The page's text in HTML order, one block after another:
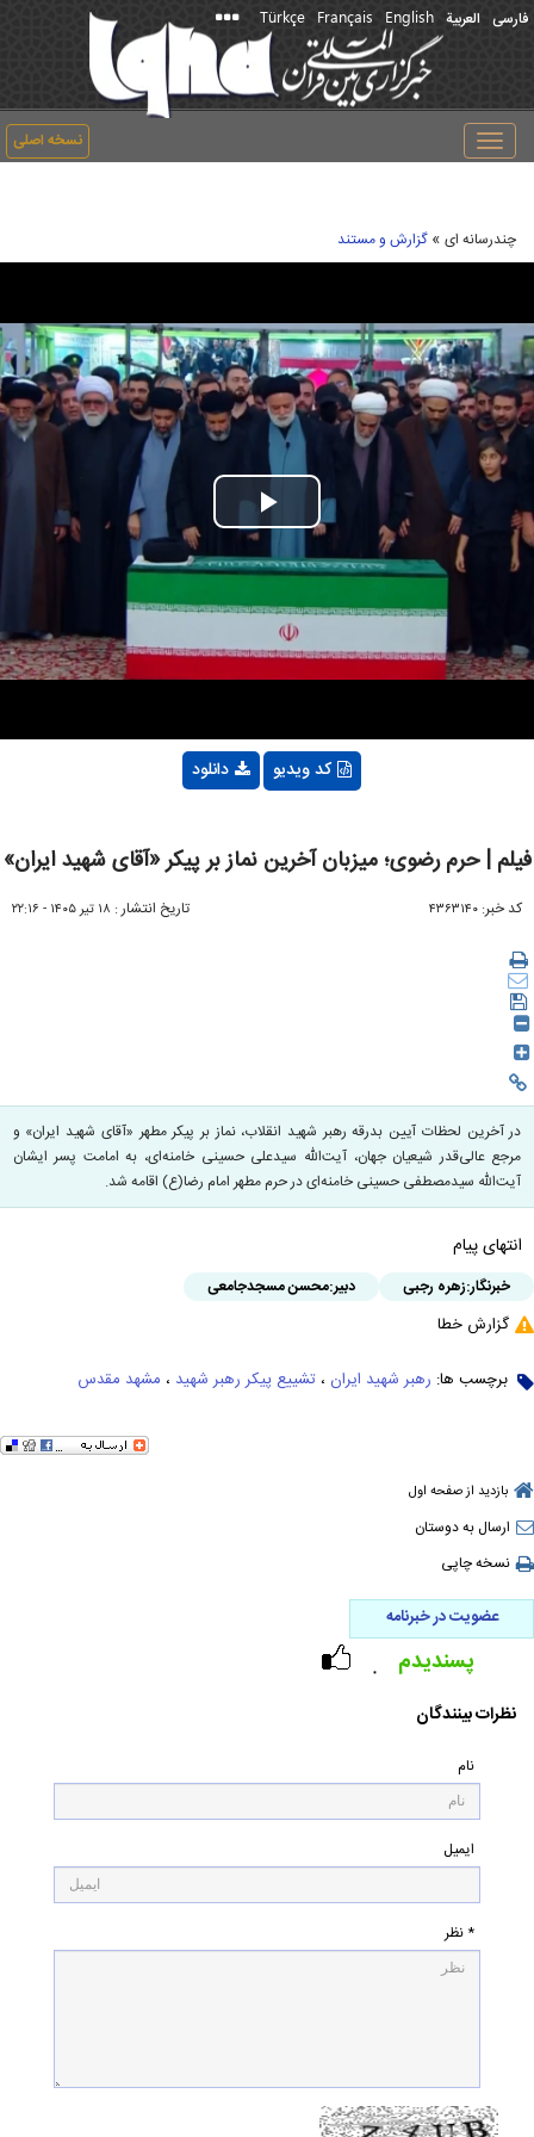
فارسی العربیة English
Français
Türkçe
نسخه اصلی
Toggle
navigation
چندرسانه ای »گزارش و مستند
Play
Video
کد ویدیو دانلود
فیلم | حرم رضوی؛ میزبان آخرین نماز بر پیکر «آقای شهید ایران»
کد خبر: ۴۳۶۳۱۴۰ تاریخ انتشار : ۱۸ تير ۱۴۰۵ - ۲۲:۱۶
در آخرین لحظات آیین‌ بدرقه رهبر شهید انقلاب، نماز بر پیکر مطهر «آقای شهید ایران» و
مرجع عالی‌قدر شیعیان جهان، آیت‌الله سیدعلی حسینی خامنه‌ای، به امامت پسر ایشان
آیت‌الله سیدمصطفی حسینی خامنه‌ای در حرم مطهر امام رضا(ع) اقامه شد.
انتهای پیام
خبرنگار:زهره رجبی دبیر:محسن مسجدجامعی
گزارش خطا
برچسب ها: رهبر شهید ایران ، تشییع پیکر رهبر شهید ، مشهد مقدس
بازدید از صفحه اول
ارسال به دوستان
نسخه چاپی
عضویت در خبرنامه
۰ پسندیدم
نظرات بینندگان
نام
ایمیل
* نظر